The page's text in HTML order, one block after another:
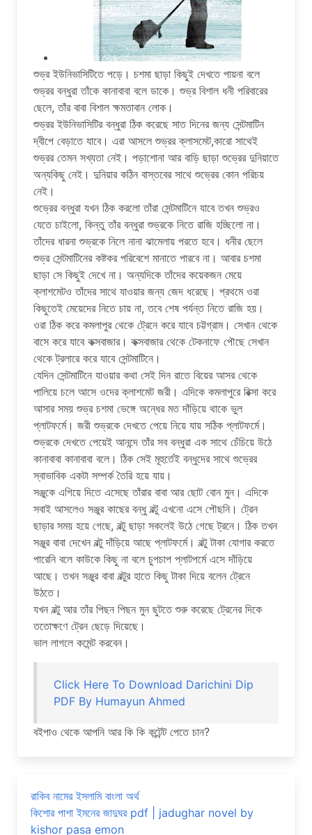
শুভ্র ইউনিভাসিটিতে পড়ে। চশমা ছাড়া কিছুই দেখতে পায়না বলে
শুভ্রর বন্ধুরা তাঁকে কানাবাবা বলে ডাকে। শুভ্র বিশাল ধনী পরিবারের
ছেলে, তাঁর বাবা বিশাল ক্ষমতাবান লোক।
শুভ্রর ইউনিভাসিটির বন্ধুরা ঠিক করেছে সাত দিনের জন্য সেন্টমাটিন
দ্বীপে বেড়াতে যাবে। এরা আসলে শুভ্রর ক্লাসমেট,কারো সাথেই
শুভ্রর তেমন সখ্যতা নেই। পড়াশোনা আর বাড়ি ছাড়া শুভ্রের দুনিয়াতে
অন্যকিছু নেই। দুনিয়ার কঠিন বাস্তবের সাথে শুভ্রের কোন পরিচয়
নেই।
শুভ্রের বন্ধুরা যখন ঠিক করলো তাঁরা সেন্টমাটিনে যাবে তখন শুভ্রও
যেতে চাইলো, কিন্তু তাঁর বন্ধুরা শুভ্রকে নিতে রাজি হচ্ছিলো না।
তাঁদের ধারনা শুভ্রকে নিলে নানা ঝামেলায় পরতে হবে। ধনীর ছেলে
শুভ্র সেন্টমাটিনের কষ্টকর পরিবেশে মানাতে পারবে না। আবার চশমা
ছাড়া সে কিছুই দেখে না। অন্যদিকে তাঁদের কয়েকজন মেয়ে
ক্লাশমেটও তাঁদের সাথে যাওয়ার জন্য জেদ ধরেছে। প্রথমে ওরা
কিছুতেই মেয়েদের নিতে চায় না, তবে শেষ পর্যন্ত নিতে রাজি হয়।
ওরা ঠিক করে কমলাপুর থেকে ট্রেনে করে যাবে চট্টগ্রাম। সেখান থেকে
বাসে করে যাবে কক্সবাজার। কক্সবাজার থেকে টেকনাফে পৌছে সেখান
থেকে ট্রলারে করে যাবে সেন্টমাটিনে।
যেদিন সেন্টমাটিনে যাওয়ার কথা সেই দিন রাতে বিয়ের আসর থেকে
পালিয়ে চলে আসে ওদের ক্লাশমেট জরী। এদিকে কমলাপুরে রিক্সা করে
আসার সময় শুভ্র চশমা ভেঙ্গে অন্ধের মত দাঁড়িয়ে থাকে ভুল
প্লাটফর্মে। জরী শুভ্রকে দেখতে পেয়ে নিয়ে যায় সঠিক প্লাটফর্মে।
শুভ্রকে দেখতে পেয়েই আনন্দে তাঁর সব বন্ধুরা এক সাথে চেঁচিয়ে উঠে
কানাবাবা কানাবাবা বলে। ঠিক সেই মূহুর্তেই বন্ধুদের সাথে শুভ্রের
স্বাভাবিক একটা সম্পর্ক তৈরি হয়ে যায়।
সঞ্জুকে এগিয়ে দিতে এসেছে তাঁরার বাবা আর ছোট বোন মুন। এদিকে
সবাই আসলেও সঞ্জুর কাছের বন্ধু বল্টু এখনো এসে পৌছনি। ট্রেন
ছাড়ার সময় হয়ে গেছে, বল্টু ছাড়া সকলেই উঠে গেছে ট্রনে। ঠিক তখন
সঞ্জুর বাবা দেখেন বল্টু দাঁড়িয়ে আছে প্লাটফর্মে। বল্টু টাকা যোগার করতে
পারেনি বলে কাউকে কিছু না বলে চুপচাপ প্লাটপর্মে এসে দাঁড়িয়ে
আছে। তখন সঞ্জুর বাবা বল্টুর হাতে কিছু টাকা দিয়ে বলেন ট্রেনে
উঠতে।
যখন বল্টু আর তাঁর পিছন পিছন মুন ছুটতে শুরু করেছে ট্রেনের দিকে
ততোক্ষণে ট্রেন ছেড়ে দিয়েছে।
ভাল লাগলে কমেন্ট করবেন।
Click Here To Download Darichini Dip
PDF By Humayun Ahmed
বইপাও থেকে আপনি আর কি কি কন্টেন্ট পেতে চান?
রাকিব নামের ইসলামি বাংলা অর্থ
কিশোর পাশা ইমনের জাদুঘর pdf | jadughar novel by
kishor pasa emon